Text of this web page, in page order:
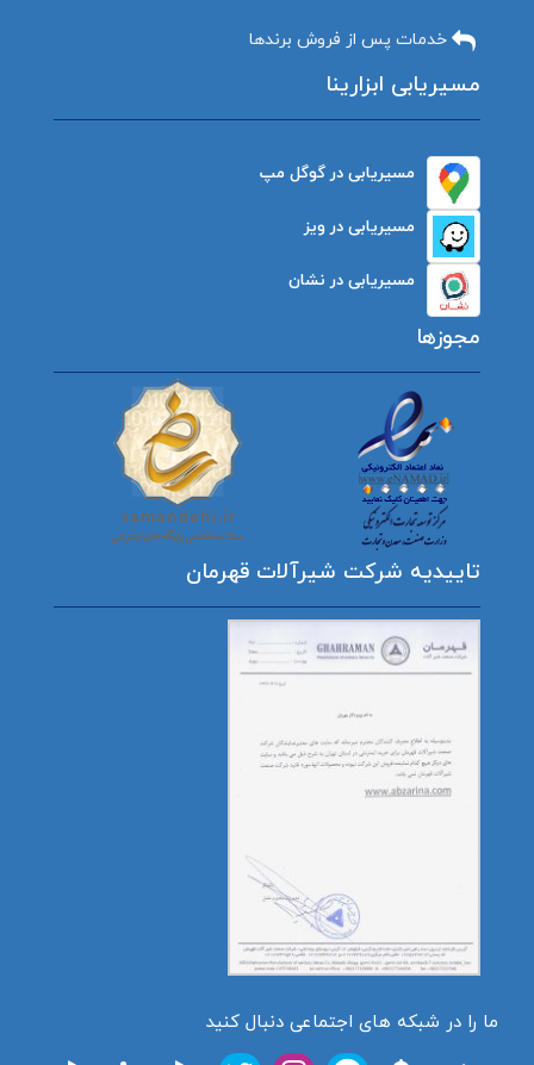
خدمات پس از فروش برندها
مسیریابی ابزارینا
مسیریابی در گوگل مپ
مسیریابی در ویز
مسیریابی در نشان
مجوزها
تاییدیه شرکت شیرآلات قهرمان
ما را در شبکه های اجتماعی دنبال کنید